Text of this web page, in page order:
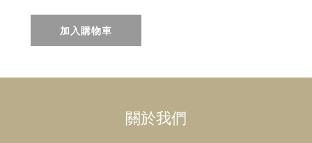
咖啡（29~43
吋）
加入購物車
關於我們